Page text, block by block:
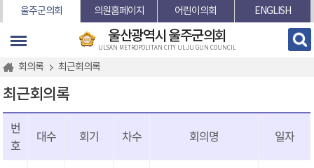
본문바로가기
울주군의회 의원홈페이지 어린이의회 ENGLISH
울산광역시 울주군의회
ULSAN METROPOLITAN CITY ULJU GUN COUNCIL
회의록 최근회의록
최근회의록
번
호
대수 회기 차수 회의명 일자